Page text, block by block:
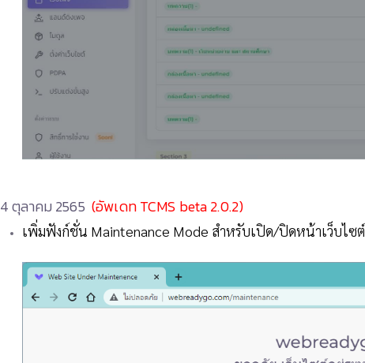
4 ตุลาคม 2565 (อัพเดท TCMS beta 2.0.2)
เพิ่มฟังก์ชั่น Maintenance Mode สำหรับเปิด/ปิดหน้าเว็บไซต์